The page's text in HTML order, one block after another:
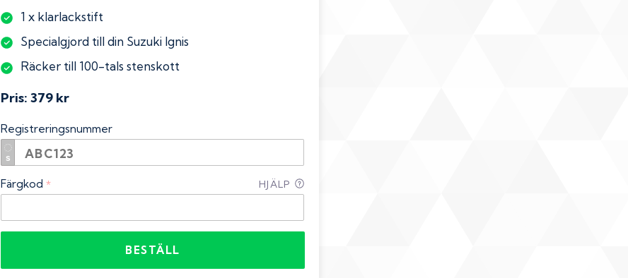
1 x klarlackstift
Specialgjord till din Suzuki Ignis
Räcker till 100-tals stenskott
Pris:379 kr
Registreringsnummer
Färgkod * HJÄLP
BESTÄLL